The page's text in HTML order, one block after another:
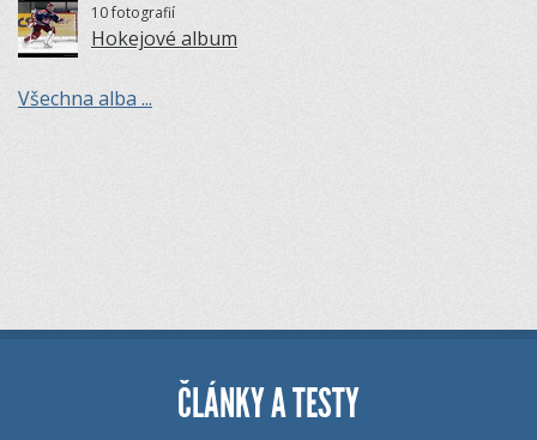
10 fotografií
Hokejové album
Všechna alba ...
ČLÁNKY A TESTY